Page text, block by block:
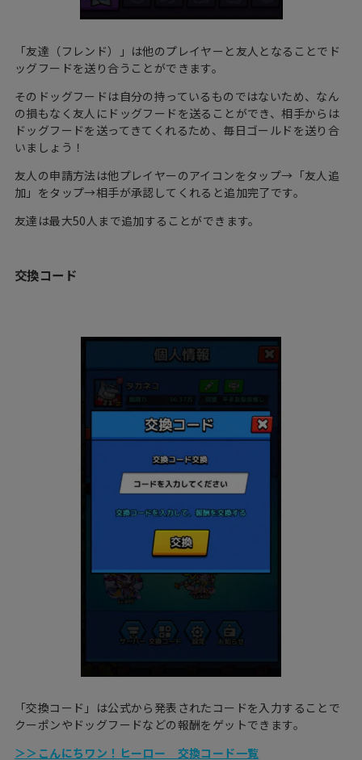
「友達（フレンド）」は他のプレイヤーと友人となることでド
ッグフードを送り合うことができます。
そのドッグフードは自分の持っているものではないため、なん
の損もなく友人にドッグフードを送ることができ、相手からは
ドッグフードを送ってきてくれるため、毎日ゴールドを送り合
いましょう！
友人の申請方法は他プレイヤーのアイコンをタップ→「友人追
加」をタップ→相手が承認してくれると追加完了です。
友達は最大50人まで追加することができます。
交換コード
「交換コード」は公式から発表されたコードを入力することで
クーポンやドッグフードなどの報酬をゲットできます。
＞＞こんにちワン！ヒーロー 交換コード一覧